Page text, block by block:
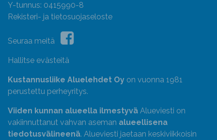
Y-tunnus: 0415990-8
Rekisteri- ja tietosuojaseloste
Seuraa meitä
Hallitse evästeitä
Kustannusliike Aluelehdet Oy on vuonna 1981
perustettu perheyritys.
Viiden kunnan alueella ilmestyvä Alueviesti on
vakiinnuttanut vahvan aseman alueellisena
tiedotusvälineenä. Alueviesti jaetaan keskiviikkoisin